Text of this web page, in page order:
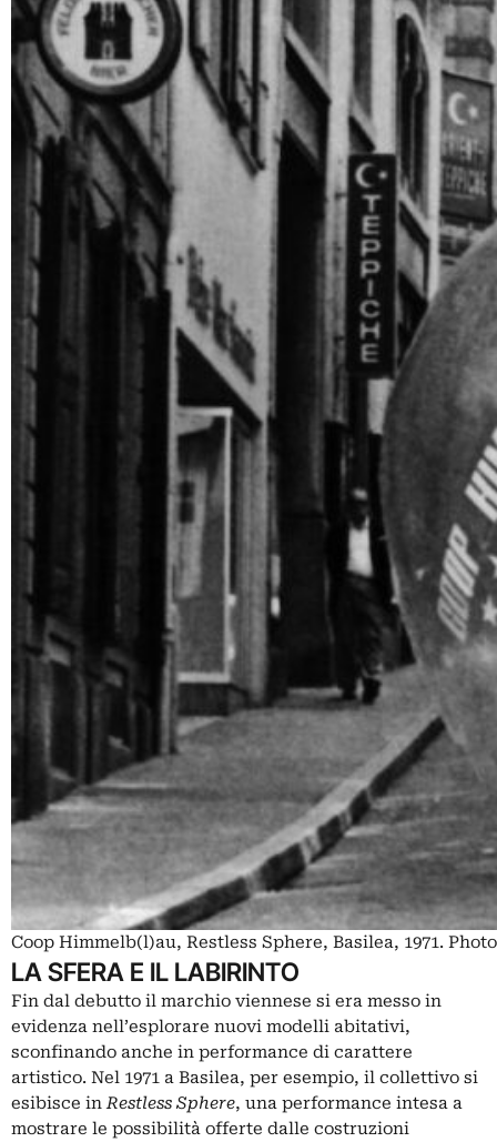
Coop Himmelb(l)au, Restless Sphere, Basilea, 1971.
LA SFERA E IL LABIRINTO
Fin dal debutto il marchio viennese si era messo in
evidenza nell’esplorare nuovi modelli abitativi,
sconfinando anche in performance di carattere
artistico. Nel 1971 a Basilea, per esempio, il collettivo si
esibisce inRestless Sphere, una performance intesa a
mostrare le possibilità offerte dalle costruzioni